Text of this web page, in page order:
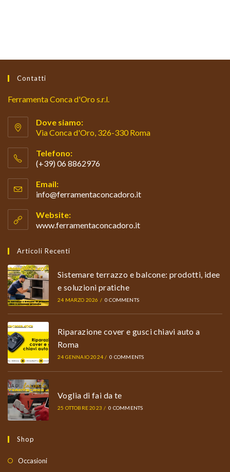
Contatti
Ferramenta Conca d'Oro s.r.l.
Dove siamo:
Via Conca d'Oro, 326-330 Roma
Telefono:
(+39) 06 8862976
Email:
info@ferramentaconcadoro.it
Website:
www.ferramentaconcadoro.it
Articoli Recenti
Sistemare terrazzo e balcone: prodotti, idee
e soluzioni pratiche
24 MARZO 2026 / 0 COMMENTS
Riparazione cover e gusci chiavi auto a
Roma
24 GENNAIO 2024 / 0 COMMENTS
Voglia di fai da te
25 OTTOBRE 2023 / 0 COMMENTS
Shop
Occasioni